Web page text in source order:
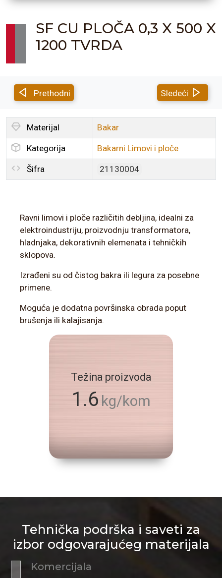
SF CU PLOČA 0,3 X 500 X
1200 TVRDA
Prethodni Sledeći
Materijal Bakar
Kategorija Bakarni Limovi i ploče
Šifra 21130004
Ravni limovi i ploče različitih debljina, idealni za
elektroindustriju, proizvodnju transformatora,
hladnjaka, dekorativnih elemenata i tehničkih
sklopova.
Izrađeni su od čistog bakra ili legura za posebne
primene.
Moguća je dodatna površinska obrada poput
brušenja ili kalajisanja.
Težina proizvoda
1.6 kg/kom
Tehnička podrška i saveti za
izbor odgovarajućeg materijala
Komercijala